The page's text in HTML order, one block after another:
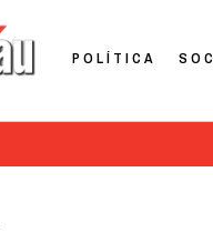
POLÍTICA